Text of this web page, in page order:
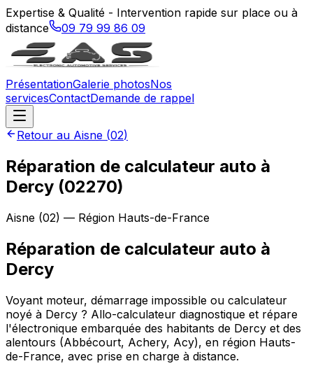
Expertise & Qualité - Intervention rapide sur place ou à
distance
09 79 99 86 09
PrésentationGalerie photosNos
servicesContactDemande de rappel
Retour au Aisne (02)
Réparation de calculateur auto à
Dercy (02270)
Aisne (02) — Région Hauts-de-France
Réparation de calculateur auto à
Dercy
Voyant moteur, démarrage impossible ou calculateur
noyé à Dercy ? Allo-calculateur diagnostique et répare
l'électronique embarquée des habitants de Dercy et des
alentours (Abbécourt, Achery, Acy), en région Hauts-
de-France, avec prise en charge à distance.